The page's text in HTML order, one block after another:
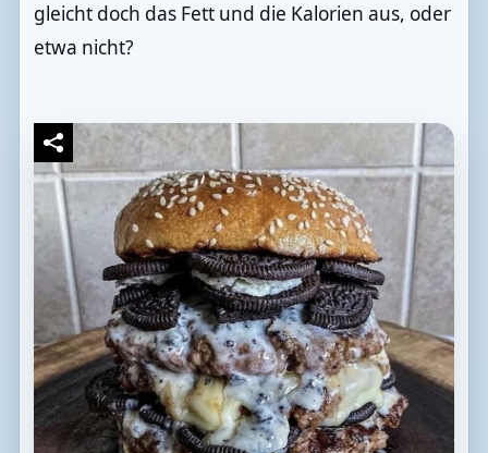
gleicht doch das Fett und die Kalorien aus, oder
etwa nicht?